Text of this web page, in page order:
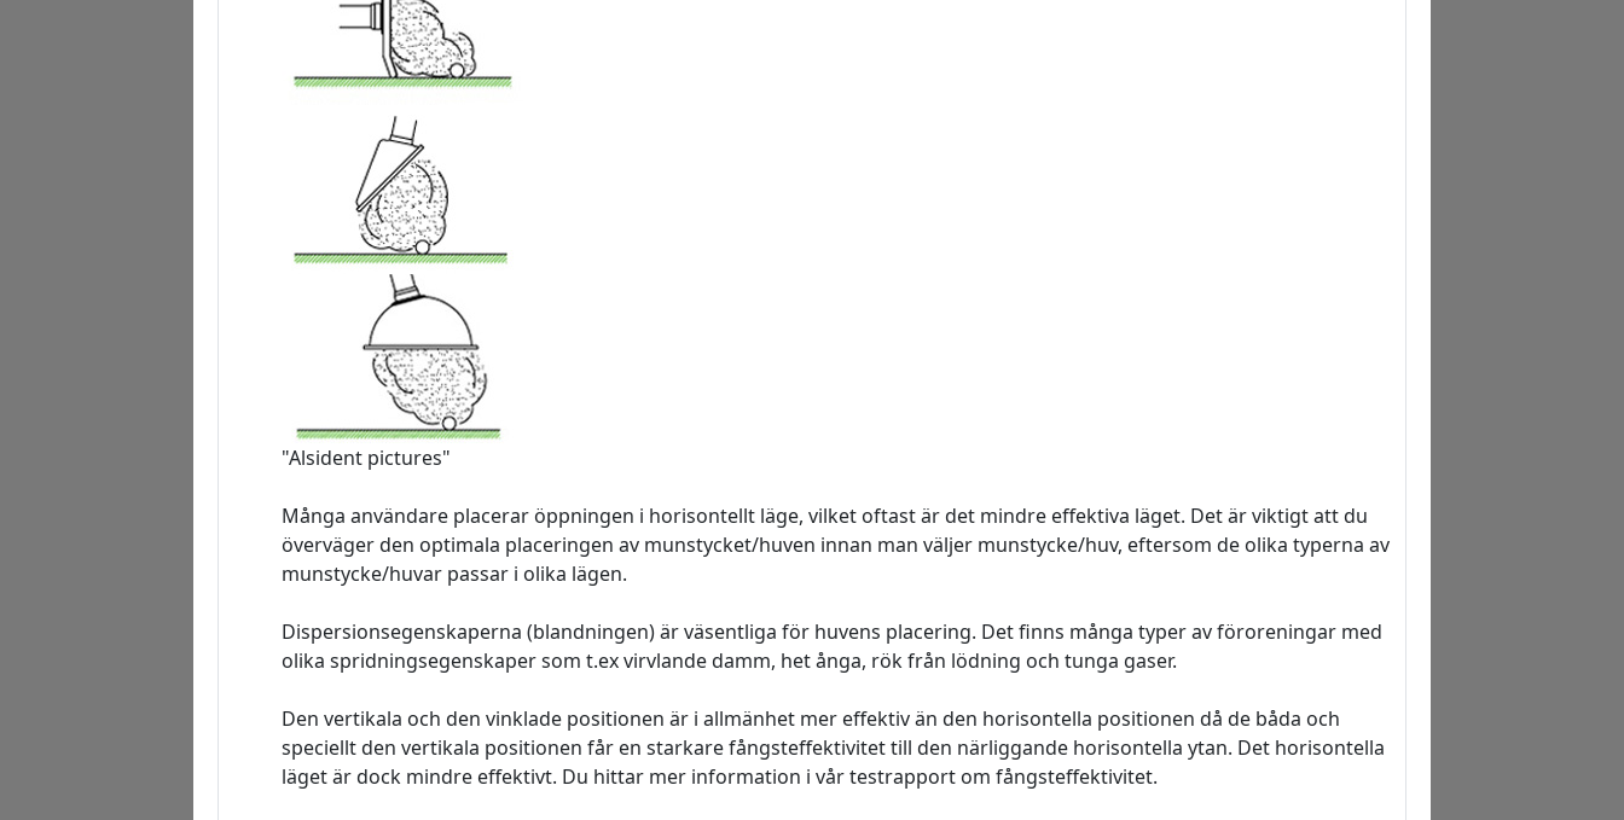
"Alsident pictures"
Många användare placerar öppningen i horisontellt läge, vilket oftast är det mindre effektiva läget. Det är viktigt att du
överväger den optimala placeringen av munstycket/huven innan man väljer munstycke/huv, eftersom de olika typerna av
munstycke/huvar passar i olika lägen.
Dispersionsegenskaperna (blandningen) är väsentliga för huvens placering. Det finns många typer av föroreningar med
olika spridningsegenskaper som t.ex virvlande damm, het ånga, rök från lödning och tunga gaser.
Den vertikala och den vinklade positionen är i allmänhet mer effektiv än den horisontella positionen då de båda och
speciellt den vertikala positionen får en starkare fångsteffektivitet till den närliggande horisontella ytan. Det horisontella
läget är dock mindre effektivt. Du hittar mer information i vår testrapport om fångsteffektivitet.